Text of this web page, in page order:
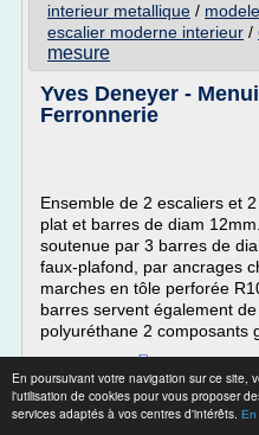
En poursuivant votre navigation sur ce site,
l'utilisation de cookies pour vous proposer
services adaptés à vos centres d'intérêts. En
interieur metallique /
escalier moderne interieur /
mesure
Yves Deneyer -
Ferronnerie
Ensemble de 2 escaliers et
plat et barres de diam
soutenue par 3 barres de
faux-plafond, par ancrages
marches en tôle perforée
barres servent également
polyuréthane 2 composants
Date:2017-06-24 07:26:17
Site :http://